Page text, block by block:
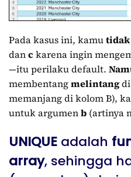
Pada kasus ini, kamu
danc karena ingin
—itu perilaku default.
membentangmelintangdi
memanjang di kolom B),
untuk argumenb (artinya
UNIQUE adalah
array, sehingga